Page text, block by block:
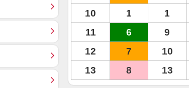
10
1 1
11
6 9
12
7 10
13
8 13